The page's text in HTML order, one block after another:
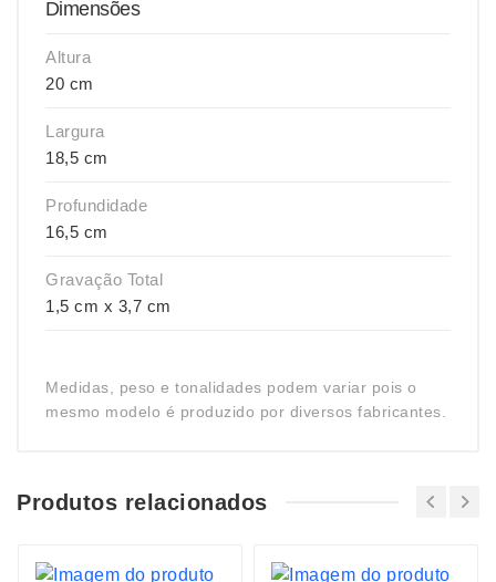
Dimensões
Altura
20 cm
Largura
18,5 cm
Profundidade
16,5 cm
Gravação Total
1,5 cm x 3,7 cm
Medidas, peso e tonalidades podem variar pois o
mesmo modelo é produzido por diversos fabricantes.
Produtos relacionados